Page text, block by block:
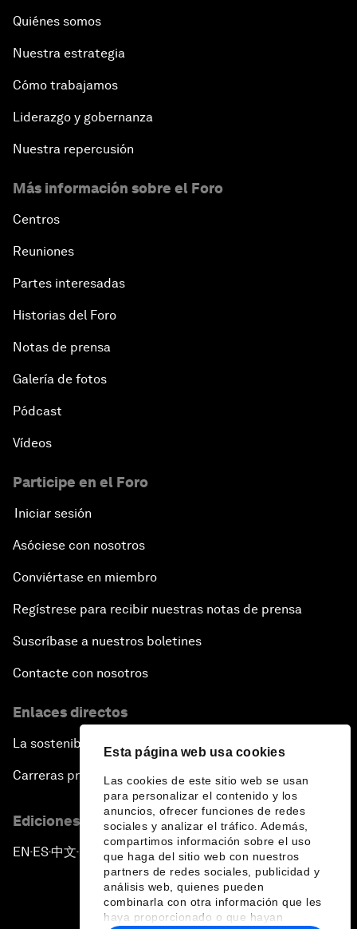
Esta página web usa cookies
Las cookies de este sitio web se usan
para personalizar el contenido y los
anuncios, ofrecer funciones de redes
sociales y analizar el tráfico. Además,
compartimos información sobre el uso
que haga del sitio web con nuestros
partners de redes sociales, publicidad y
análisis web, quienes pueden
combinarla con otra información que les
haya proporcionado o que hayan
Quiénes somos
Nuestra estrategia
Cómo trabajamos
Liderazgo y gobernanza
Nuestra repercusión
Más información sobre el Foro
Centros
Reuniones
Partes interesadas
Historias del Foro
Notas de prensa
Galería de fotos
Pódcast
Vídeos
Participe en el Foro
Iniciar sesión
Asóciese con nosotros
Conviértase en miembro
Regístrese para recibir nuestras notas de prensa
Suscríbase a nuestros boletines
Contacte con nosotros
Enlaces directos
La sostenibilidad en el Foro
Carreras profesionales
Ediciones en otros idiomas
EN ▪ ES▪中文▪ 日本語